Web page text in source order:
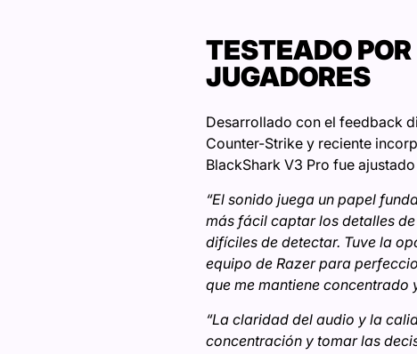
TESTEADO
JUGADORES
Desarrollado con el feedback
Counter-Strike y reciente
BlackShark V3 Pro fue
“El sonido juega un papel
más fácil captar los detalles
difíciles de detectar. Tuve la
equipo de Razer para
que me mantiene concentrado
“La claridad del audio y la
concentración y tomar las